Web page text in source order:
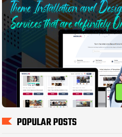
POPULAR POSTS